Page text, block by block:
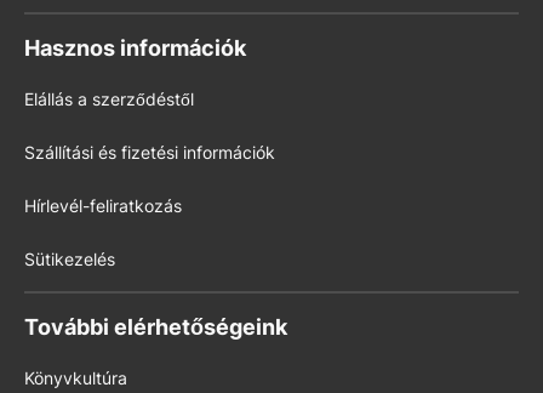
Hasznos információk
Elállás a szerződéstől
Szállítási és fizetési információk
Hírlevél-feliratkozás
Sütikezelés
További elérhetőségeink
Könyvkultúra